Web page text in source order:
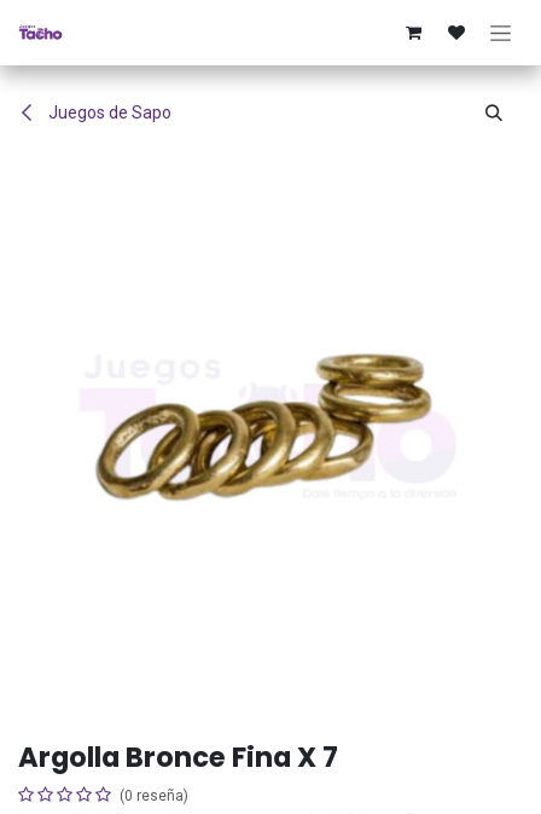
Juegos de Sapo
Argolla Bronce Fina X 7
(0 reseña)